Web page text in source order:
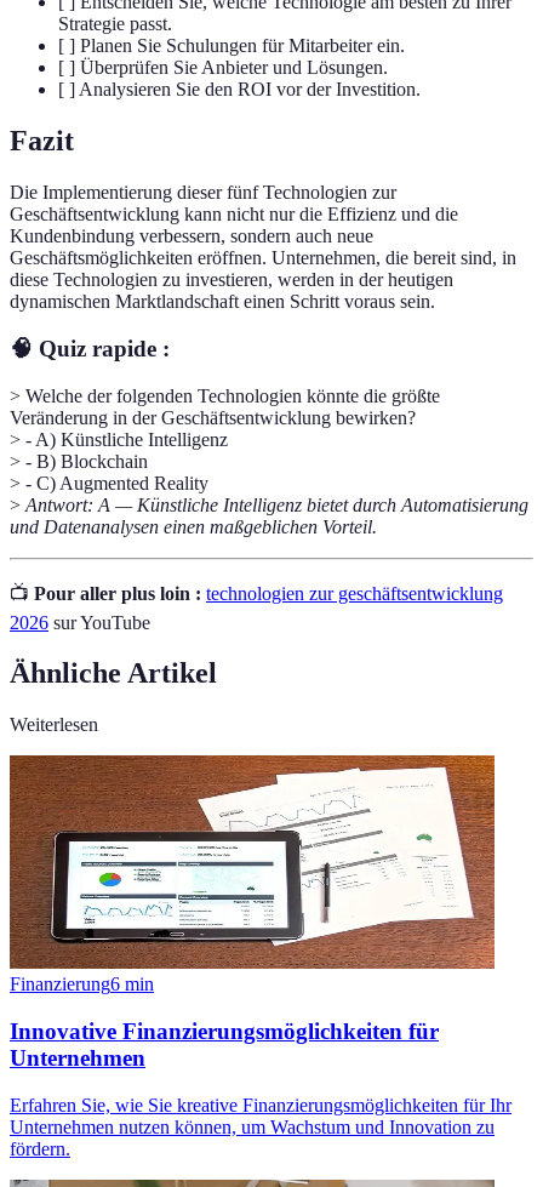
Strategie passt.
[ ] Planen Sie Schulungen für Mitarbeiter ein.
[ ] Überprüfen Sie Anbieter und Lösungen.
[ ] Analysieren Sie den ROI vor der Investition.
Fazit
Die Implementierung dieser fünf Technologien zur
Geschäftsentwicklung kann nicht nur die Effizienz und die
Kundenbindung verbessern, sondern auch neue
Geschäftsmöglichkeiten eröffnen. Unternehmen, die bereit sind, in
diese Technologien zu investieren, werden in der heutigen
dynamischen Marktlandschaft einen Schritt voraus sein.
🧠 Quiz rapide :
> Welche der folgenden Technologien könnte die größte
Veränderung in der Geschäftsentwicklung bewirken?
> - A) Künstliche Intelligenz
> - B) Blockchain
> - C) Augmented Reality
> Antwort: A — Künstliche Intelligenz bietet durch Automatisierung
und Datenanalysen einen maßgeblichen Vorteil.
📺 Pour aller plus loin : technologien zur geschäftsentwicklung
2026 sur YouTube
Ähnliche Artikel
Weiterlesen
Finanzierung6 min
Innovative Finanzierungsmöglichkeiten für
Unternehmen
Erfahren Sie, wie Sie kreative Finanzierungsmöglichkeiten für Ihr
Unternehmen nutzen können, um Wachstum und Innovation zu
fördern.